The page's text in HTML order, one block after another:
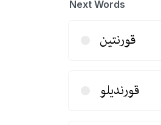
Next Words
قورنتین
قورندیلو